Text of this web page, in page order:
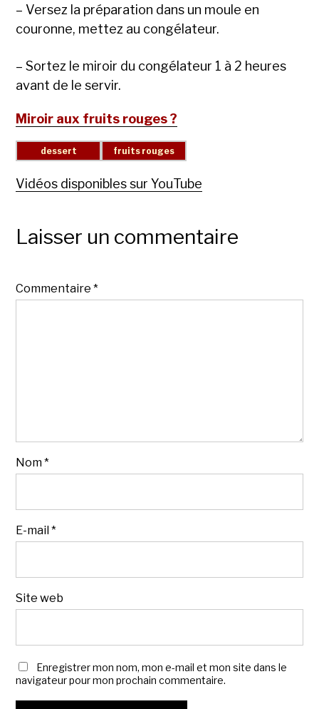
– Versez la préparation dans un moule en
couronne, mettez au congélateur.
– Sortez le miroir du congélateur 1 à 2 heures
avant de le servir.
Miroir aux fruits rouges ?
Vidéos disponibles sur YouTube
Laisser un commentaire
Commentaire*
Nom*
E-mail*
Site web
Enregistrer mon nom, mon e-mail et mon site dans le
navigateur pour mon prochain commentaire.